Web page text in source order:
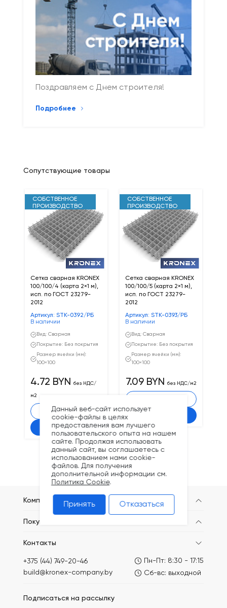
Поздравляем с Днем строителя!
Подробнее
Сопутствующие товары
СОБСТВЕННОЕ
ПРОИЗВОДСТВО
Сетка сварная KRONEX
100/100/4 (карта 2×1 м),
исп. по ГОСТ 23279-
2012
Артикул: STK-0392/РБ
В наличии
Вид: Сварная
Покрытие: Без покрытия
Размер ячейки (мм):
100×100
4.72 BYN без НДС/
м2
- +
В корзину
СОБСТВЕННОЕ
ПРОИЗВОДСТВО
Сетка сварная KRONEX
100/100/5 (карта 2×1 м),
исп. по ГОСТ 23279-
2012
Артикул: STK-0393/РБ
В наличии
Вид: Сварная
Покрытие: Без покрытия
Размер ячейки (мм):
100×100
7.09 BYN без НДС/м2
Компания
Покупателям
Контакты
+375 (44) 749-20-46
build@kronex-company.by
Пн-Пт: 8:30 - 17:15
Сб-вс: выходной
Подписаться на рассылку
Данный веб-сайт использует
cookie-файлы в целях
предоставления вам лучшего
пользовательского опыта на нашем
сайте. Продолжая использовать
данный сайт, вы соглашаетесь с
использованием нами cookie-
файлов. Для получения
дополнительной информации см.
Политика Cookie.
Принять Отказаться